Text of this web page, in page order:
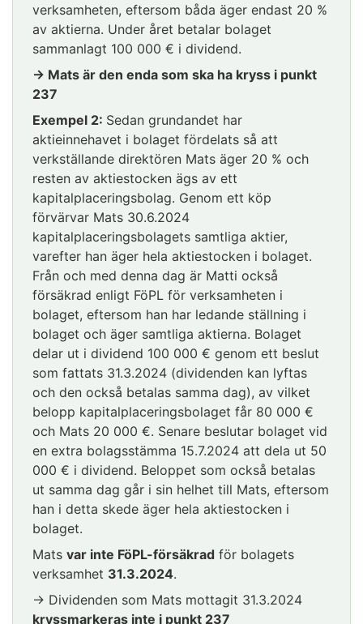
verksamheten, eftersom båda äger endast 20 %
av aktierna. Under året betalar bolaget
sammanlagt 100 000 € i dividend.
→ Mats är den enda som ska ha kryss i punkt
237
Exempel 2: Sedan grundandet har
aktieinnehavet i bolaget fördelats så att
verkställande direktören Mats äger 20 % och
resten av aktiestocken ägs av ett
kapitalplaceringsbolag. Genom ett köp
förvärvar Mats 30.6.2024
kapitalplaceringsbolagets samtliga aktier,
varefter han äger hela aktiestocken i bolaget.
Från och med denna dag är Matti också
försäkrad enligt FöPL för verksamheten i
bolaget, eftersom han har ledande ställning i
bolaget och äger samtliga aktierna. Bolaget
delar ut i dividend 100 000 € genom ett beslut
som fattats 31.3.2024 (dividenden kan lyftas
och den också betalas samma dag), av vilket
belopp kapitalplaceringsbolaget får 80 000 €
och Mats 20 000 €. Senare beslutar bolaget vid
en extra bolagsstämma 15.7.2024 att dela ut 50
000 € i dividend. Beloppet som också betalas
ut samma dag går i sin helhet till Mats, eftersom
han i detta skede äger hela aktiestocken i
bolaget.
Mats var inte FöPL-försäkrad för bolagets
verksamhet 31.3.2024.
→ Dividenden som Mats mottagit 31.3.2024
kryssmarkeras inte i punkt 237